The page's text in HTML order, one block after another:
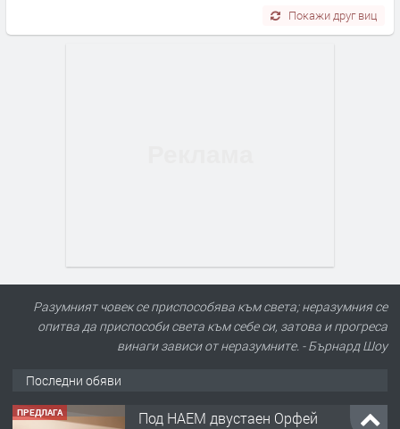
Покажи друг виц
Разумният човек се приспособява към света; неразумния се
опитва да приспособи света към себе си, затова и прогреса
винаги зависи от неразумните. - Бърнард Шоу
Последни обяви
ПРЕДЛАГА Под НАЕМ двустаен Орфей